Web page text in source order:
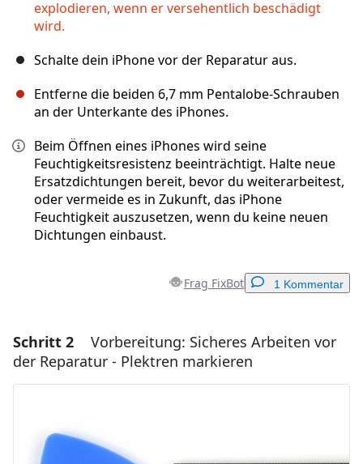
explodieren, wenn er versehentlich beschädigt
wird.
Schalte dein iPhone vor der Reparatur aus.
Entferne die beiden 6,7 mm Pentalobe-Schrauben
an der Unterkante des iPhones.
Beim Öffnen eines iPhones wird seine
Feuchtigkeitsresistenz beeinträchtigt. Halte neue
Ersatzdichtungen bereit, bevor du weiterarbeitest,
oder vermeide es in Zukunft, das iPhone
Feuchtigkeit auszusetzen, wenn du keine neuen
Dichtungen einbaust.
Frag FixBot 1 Kommentar
Einen Kommentar hinzufügen
Kommentar hinzufügen
Schritt 2
Vorbereitung: Sicheres Arbeiten vor
der Reparatur - Plektren markieren